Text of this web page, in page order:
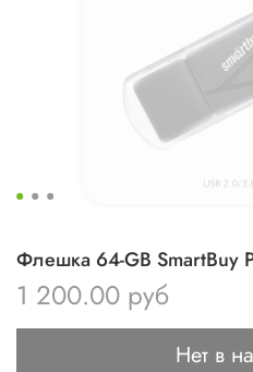
Флешка 64-GB SmartBuy
1 200.00 руб
Нет в